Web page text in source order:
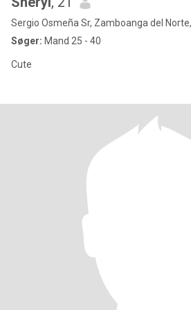
Sergio Osmeña Sr, Zamboanga del
Søger: Mand 25 - 40
Cute